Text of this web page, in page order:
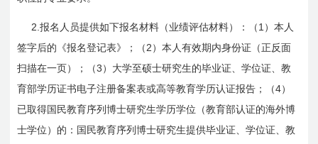
2.报名人员提供如下报名材料（业绩评估材料）：（ 1 ）本人
签字后的《报名登记表》；（ 2 ）本人有效期内身份证（正反面
扫描在一页）；（3 ）大学至硕士研究生的毕业证、学位证、教
育部学历证书电子注册备案表或高等教育学历认证报告；（4）
已取得国民教育序列博士研究生学历学位（教育部认证的海外博
士学位）的：国民教育序列博士研究生提供毕业证、学位证、教